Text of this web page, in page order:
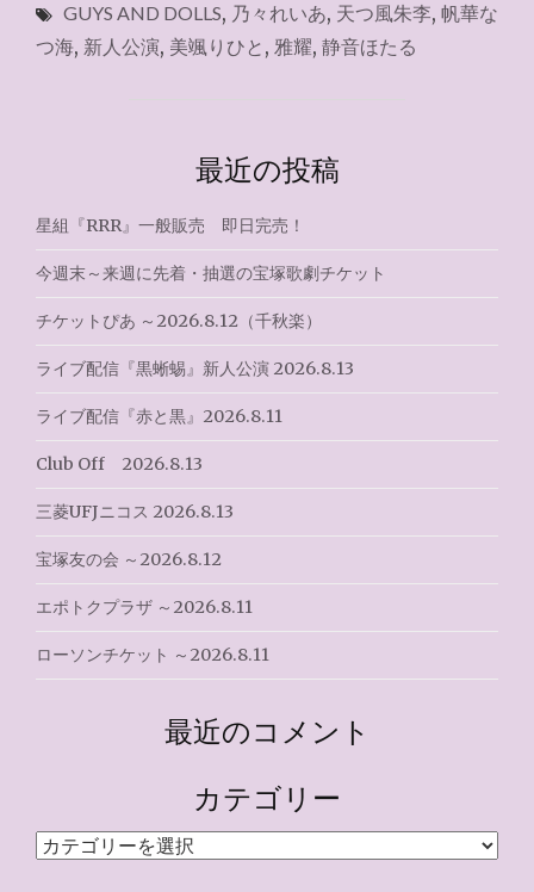
DOLLS（新
人
Ｓ
GUYS AND DOLLS, 乃々れいあ, 天つ風朱李, 帆華な
つ海, 新人公演, 美颯りひと , 雅耀, 静音ほたる
最近の投稿
星組『RRR』一般販売 即日完売！
今週末～来週に先着・抽選の宝塚歌劇チケット
チケットぴあ ～2026.8.12（千秋楽）
ライブ配信『黒蜥蜴』新人公演 2026.8.13
ライブ配信『赤と黒』2026.8.11
Club Off 2026.8.13
三菱UFJニコス 2026.8.13
宝塚友の会 ～2026.8.12
エポトクプラザ ～2026.8.11
ローソンチケット ～2026.8.11
最近のコメント
カテゴリー
カ